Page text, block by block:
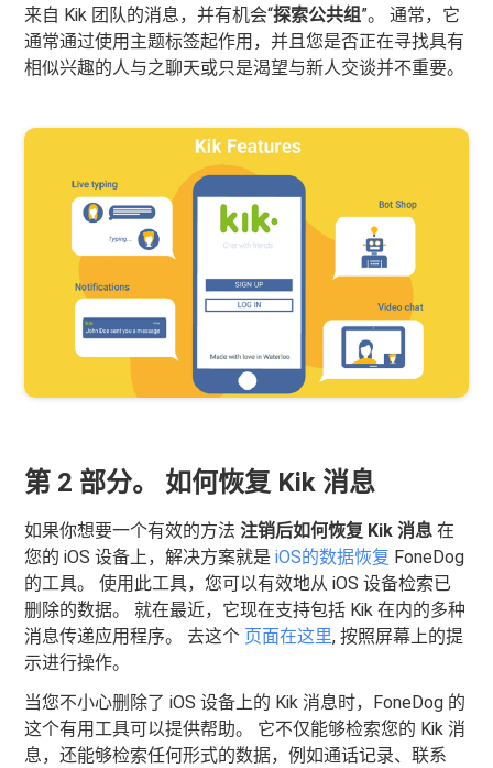
来自 Kik 团队的消息，并有机会“探索公共组”。 通常，它
通常通过使用主题标签起作用，并且您是否正在寻找具有
相似兴趣的人与之聊天或只是渴望与新人交谈并不重要。
第 2 部分。 如何恢复 Kik 消息
如果你想要一个有效的方法注销后如何恢复 Kik 消息 在
您的 iOS 设备上，解决方案就是iOS的数据恢复 FoneDog
的工具。 使用此工具，您可以有效地从 iOS 设备检索已
删除的数据。 就在最近，它现在支持包括 Kik 在内的多种
消息传递应用程序。 去这个 页面在这里, 按照屏幕上的提
示进行操作。
当您不小心删除了 iOS 设备上的 Kik 消息时，FoneDog 的
这个有用工具可以提供帮助。 它不仅能够检索您的 Kik 消
息，还能够检索任何形式的数据，例如通话记录、联系